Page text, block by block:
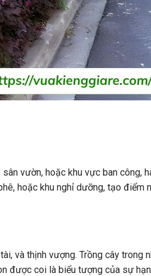
vườn, hoặc khu vực ban công,
hoặc khu nghỉ dưỡng, tạo điểm
và thịnh vượng. Trồng cây trong
được coi là biểu tượng của sự